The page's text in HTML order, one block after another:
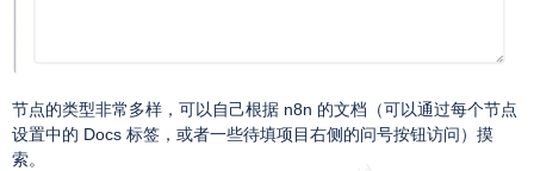
节点的类型非常多样，可以自己根据 n8n 的文档（可以通过每个节点
设置中的 Docs 标签，或者一些待填项目右侧的问号按钮访问）摸
索。